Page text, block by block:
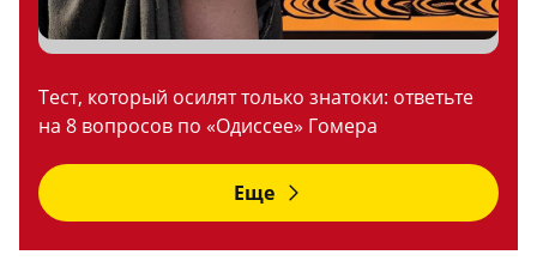
Тест, который осилят только знатоки: ответьте
на 8 вопросов по «Одиссее» Гомера
Еще